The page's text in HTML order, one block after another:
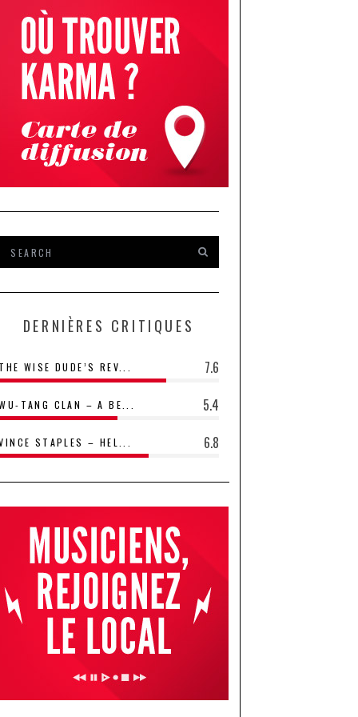
DERNIÈRES CRITIQUES
7.6
WISE DUDE’S REV...
5.4
TANG CLAN – A BE...
6.8
STAPLES – HEL...